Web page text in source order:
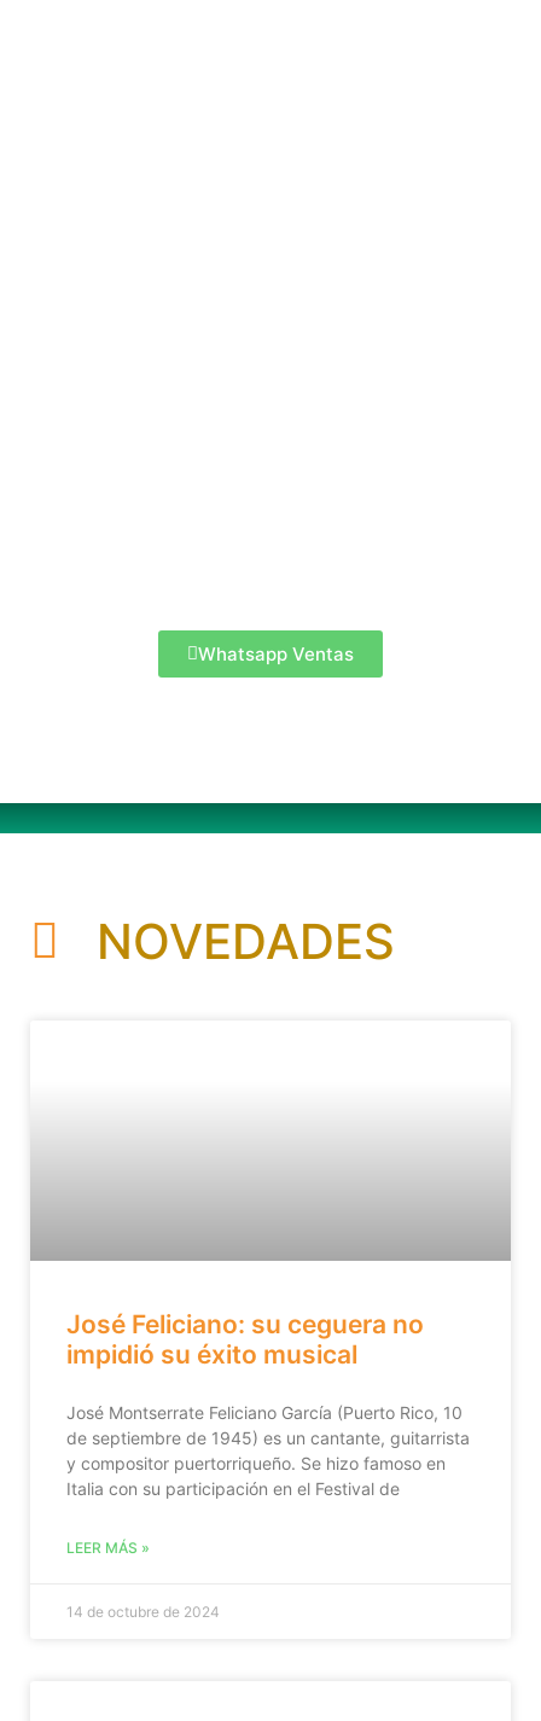
Whatsapp Ventas
NOVEDADES
José Feliciano: su ceguera no
impidió su éxito musical
José Montserrate Feliciano García (Puerto Rico, 10
de septiembre de 1945) es un cantante, guitarrista
y compositor puertorriqueño. Se hizo famoso en
Italia con su participación en el Festival de
LEER MÁS »
14 de octubre de 2024